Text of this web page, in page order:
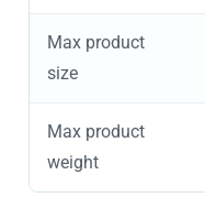
Max product
size
Max product
weight